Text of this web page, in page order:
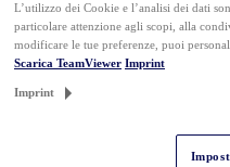
L’utilizzo dei Cookie e l’analisi dei dati
particolare attenzione agli scopi, alla
modificare le tue preferenze, puoi
Scarica TeamViewer Imprint
Imprint